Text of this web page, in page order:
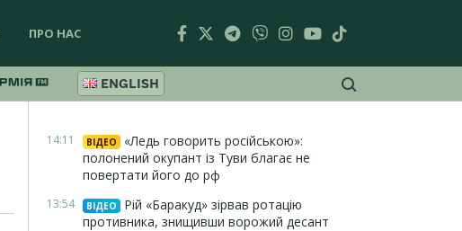
ПРО НАС
ENGLISH
14:11 ВІДЕО
«Ледь говорить російською»:
полонений окупант із Туви благає не
повертати його до рф
13:54 ВІДЕО
Рій «Баракуд» зірвав ротацію
противника, знищивши ворожий десант